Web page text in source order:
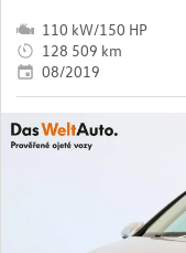
110 kW/150 HP
128 509 km
08/2019